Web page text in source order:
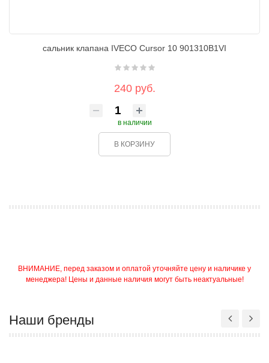
сальник клапана IVECO Cursor 10 901310B1VI
240 руб.
в наличии
В КОРЗИНУ
ВНИМАНИЕ, перед заказом и оплатой уточняйте цену и наличике у
менеджера! Цены и данные наличия могут быть неактуальные!
Наши бренды